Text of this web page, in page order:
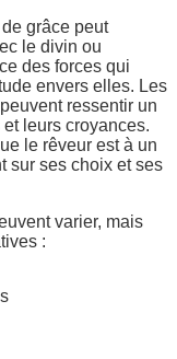
grâce peut
le divin ou
des forces qui
envers elles. Les
ressentir un
leurs croyances.
le rêveur est à un
sur ses choix et ses
varier, mais
: